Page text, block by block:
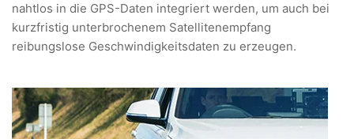
nahtlos in die GPS-Daten integriert werden, um auch bei
kurzfristig unterbrochenem Satellitenempfang
reibungslose Geschwindigkeitsdaten zu erzeugen.